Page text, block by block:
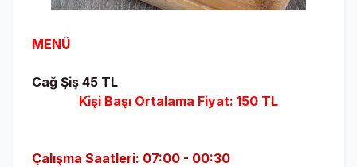
MENÜ
Cağ Şiş 45 TL
Kişi Başı Ortalama Fiyat: 150 TL
Çalışma Saatleri: 07:00 - 00:30